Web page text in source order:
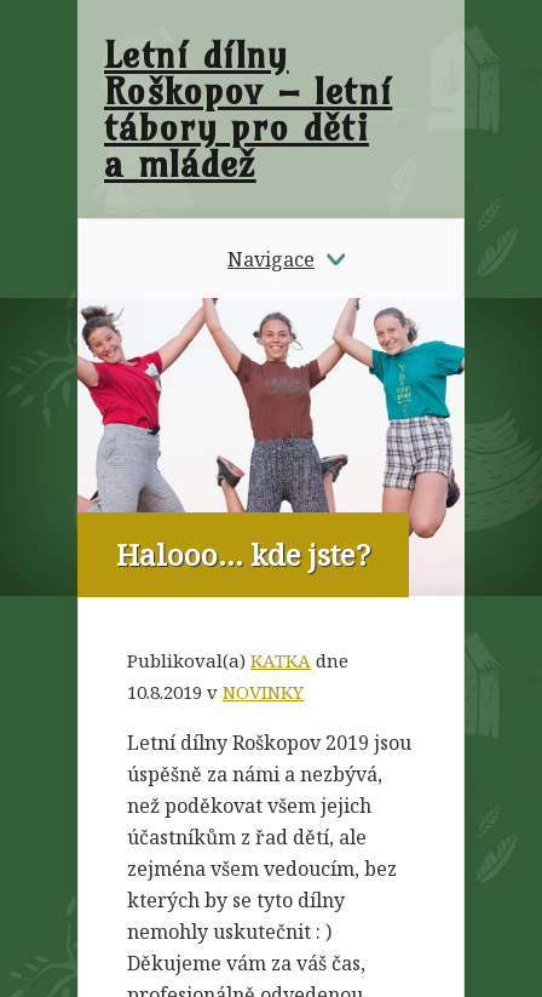
Letní dílny
Roškopov – letní
tábory pro děti
a mládež
Navigace
Halooo… kde jste?
Publikoval(a) KATKA dne
10.8.2019 v NOVINKY
Letní dílny Roškopov 2019 jsou
úspěšně za námi a nezbývá,
než poděkovat všem jejich
účastníkům z řad dětí, ale
zejména všem vedoucím, bez
kterých by se tyto dílny
nemohly uskutečnit : )
Děkujeme vám za váš čas,